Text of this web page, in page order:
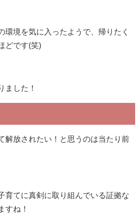
環境を気に入ったようで、帰りたく
どです(笑)
ました！
解放されたい！と思うのは当たり前
育てに真剣に取り組んでいる証拠な
すね！